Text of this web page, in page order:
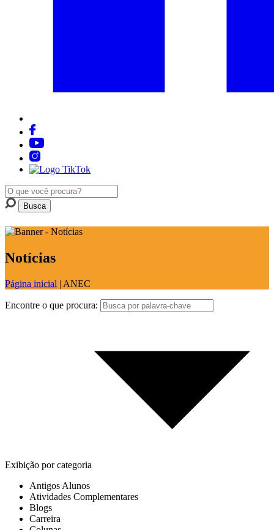
Notícias
Página inicial | ANEC
Encontre o que procura:
Exibição por categoria
Antigos Alunos
Atividades Complementares
Blogs
Carreira